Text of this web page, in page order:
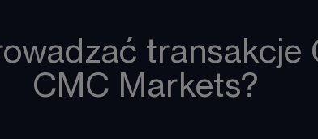
transakcje
CMC Markets?